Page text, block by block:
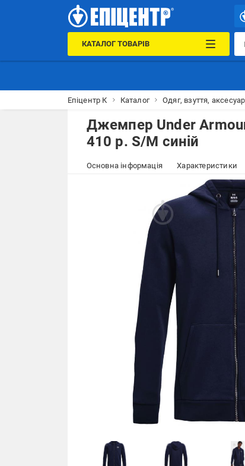
КАТАЛОГ ТОВАРІВ
Епіцентр К Каталог Одяг, взуття,
Джемпер Under Armour
410 р. S/M синій
Основна інформація Характеристики